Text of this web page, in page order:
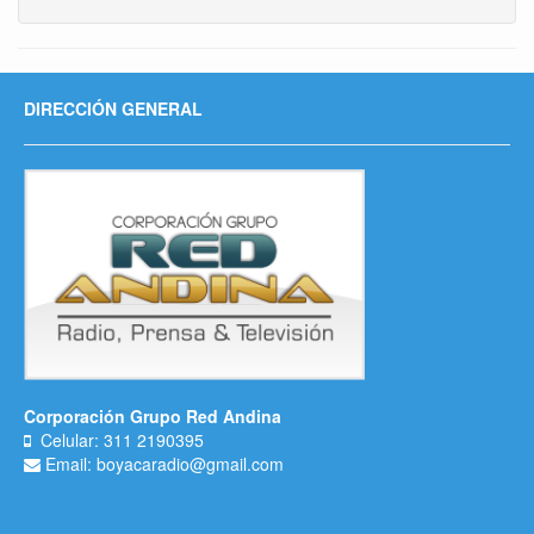
DIRECCIÓN GENERAL
Corporación Grupo Red Andina
Celular: 311 2190395
Email: boyacaradio@gmail.com